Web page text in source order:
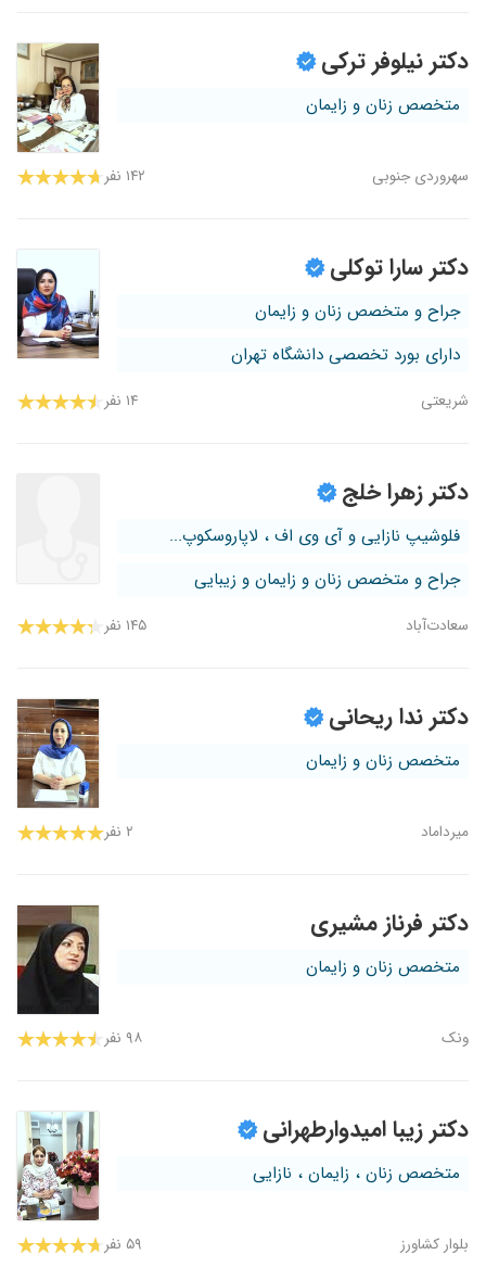
دکتر نیلوفر ترکی
متخصص زنان و زایمان
سهروردی جنوبی ۱۴۲ نفر
دکتر سارا توکلی
جراح و متخصص زنان و زایمان
دارای بورد تخصصی دانشگاه تهران
شریعتی ۱۴ نفر
دکتر زهرا خلج
فلوشیپ نازایی و آی وی اف ، لاپاروسکوپ...
جراح و متخصص زنان و زایمان و زیبایی
سعادت‌آباد ۱۴۵ نفر
دکتر ندا ریحانی
متخصص زنان و زایمان
میرداماد ۲ نفر
دکتر فرناز مشیری
متخصص زنان و زایمان
ونک ۹۸ نفر
دکتر زیبا امیدوارطهرانی
متخصص زنان ، زایمان ، نازایی
بلوار کشاورز ۵۹ نفر